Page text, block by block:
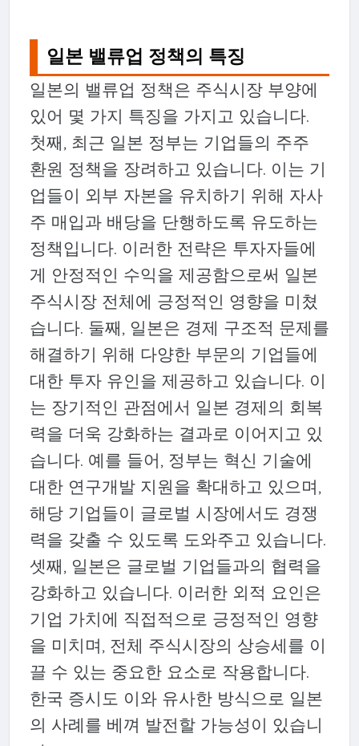
일본 밸류업 정책의 특징
일본의 밸류업 정책은 주식시장 부양에
있어 몇 가지 특징을 가지고 있습니다.
첫째, 최근 일본 정부는 기업들의 주주
환원 정책을 장려하고 있습니다. 이는 기
업들이 외부 자본을 유치하기 위해 자사
주 매입과 배당을 단행하도록 유도하는
정책입니다. 이러한 전략은 투자자들에
게 안정적인 수익을 제공함으로써 일본
주식시장 전체에 긍정적인 영향을 미쳤
습니다. 둘째, 일본은 경제 구조적 문제를
해결하기 위해 다양한 부문의 기업들에
대한 투자 유인을 제공하고 있습니다. 이
는 장기적인 관점에서 일본 경제의 회복
력을 더욱 강화하는 결과로 이어지고 있
습니다. 예를 들어, 정부는 혁신 기술에
대한 연구개발 지원을 확대하고 있으며,
해당 기업들이 글로벌 시장에서도 경쟁
력을 갖출 수 있도록 도와주고 있습니다.
셋째, 일본은 글로벌 기업들과의 협력을
강화하고 있습니다. 이러한 외적 요인은
기업 가치에 직접적으로 긍정적인 영향
을 미치며, 전체 주식시장의 상승세를 이
끌 수 있는 중요한 요소로 작용합니다.
한국 증시도 이와 유사한 방식으로 일본
의 사례를 베껴 발전할 가능성이 있습니